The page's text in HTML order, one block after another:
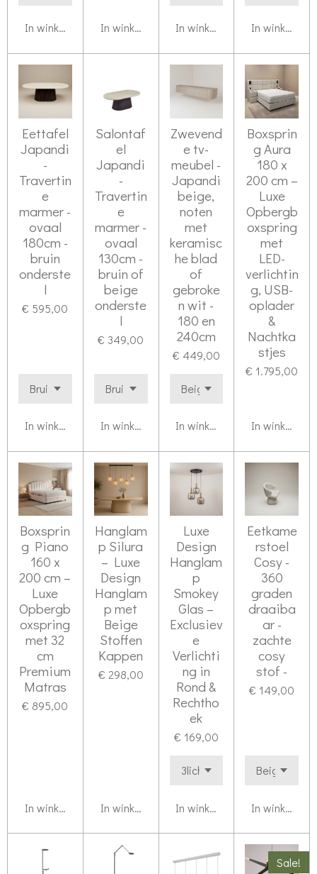
In winkelwagen In winkelwagen In winkelwagen In
Eettafel
Japandi
-
Travertin
e
marmer -
ovaal
180cm -
bruin
onderste
l
€ 595,00
In winkelwagen
Salontaf
el
Japandi
-
Travertin
e
marmer -
ovaal
130cm -
bruin of
beige
onderste
l
€ 349,00
In winkelwagen
Zwevend
e tv-
meubel -
Japandi
beige,
noten
met
keramisc
he blad
of
gebroke
n wit -
180 en
240cm
€ 449,00
In winkelwagen
Boxsprin
g Aura
180 x
200 cm –
Luxe
Opbergb
oxspring
met
LED-
verlichtin
g, USB-
oplader
&
Nachtka
stjes
€ 1.795,00
In
Boxsprin
g Piano
160 x
200 cm –
Luxe
Opbergb
oxspring
met 32
cm
Premium
Matras
€ 895,00
In winkelwagen
Hanglam
p Silura
– Luxe
Design
Hanglam
p met
Beige
Stoffen
Kappen
€ 298,00
In winkelwagen
Luxe
Design
Hanglam
p
Smokey
Glas –
Exclusiev
e
Verlichti
ng in
Rond &
Rechtho
ek
€ 169,00
In winkelwagen
Eetkame
rstoel
Cosy -
360
graden
draaiba
ar -
zachte
cosy
stof -
€ 149,00
In
Sale!